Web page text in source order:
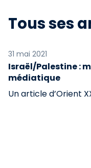
Tous ses
31 mai 2021
Israël/Palestine :
médiatique
Un article d’Orient